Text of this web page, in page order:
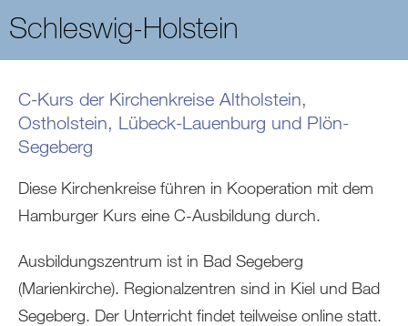
Schleswig-Holstein
C-Kurs der Kirchenkreise Altholstein,
Ostholstein, Lübeck-Lauenburg und Plön-
Segeberg
Diese Kirchenkreise führen in Kooperation mit dem
Hamburger Kurs eine C-Ausbildung durch.
Ausbildungszentrum ist in Bad Segeberg
(Marienkirche). Regionalzentren sind in Kiel und Bad
Segeberg. Der Unterricht findet teilweise online statt.